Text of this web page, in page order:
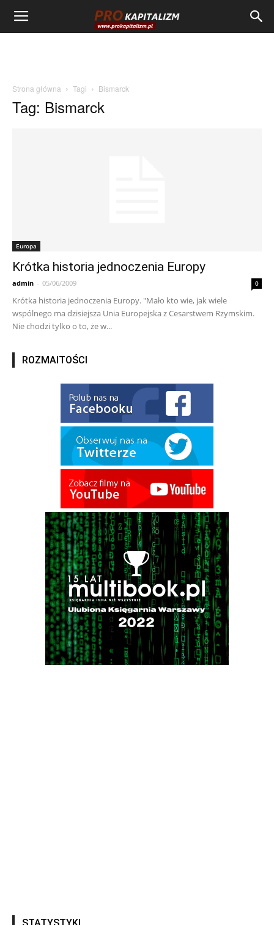
Strona główna Tagi Bismarck
Tag: Bismarck
Europa
Krótka historia jednoczenia Europy
admin - 05/06/2009 0
Krótka historia jednoczenia Europy. "Mało kto wie, jak wiele
wspólnego ma dzisiejsza Unia Europejska z Cesarstwem Rzymskim.
Nie chodzi tylko o to, że w...
ROZMAITOŚCI